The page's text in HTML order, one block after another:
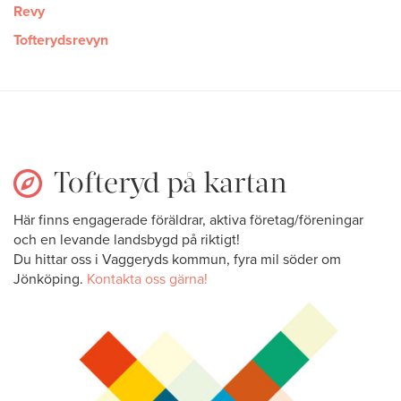
Revy
Tofterydsrevyn
Tofteryd på kartan
Här finns engagerade föräldrar, aktiva företag/föreningar
och en levande landsbygd på riktigt!
Du hittar oss i Vaggeryds kommun, fyra mil söder om
Jönköping. Kontakta oss gärna!